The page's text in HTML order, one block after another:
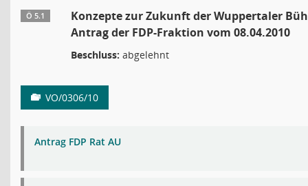
Ö 5.1
Konzepte zur Zukunft der Wuppertaler
Antrag der FDP-Fraktion vom 08.04.2010
Beschluss: abgelehnt
VO/0306/10
Antrag FDP Rat AU